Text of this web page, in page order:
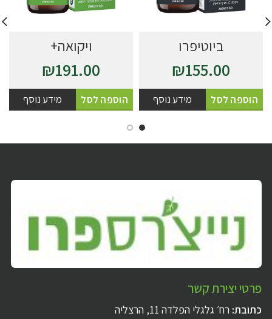
ביוטיפרו
₪155.00
הוספה לסל מידע נוסף
ויקואה+
₪191.00
הוספה לסל מידע נוסף
פרטי יצירת קשר
כתובת: רח׳ גלגלי הפלדה 11, הרצליה